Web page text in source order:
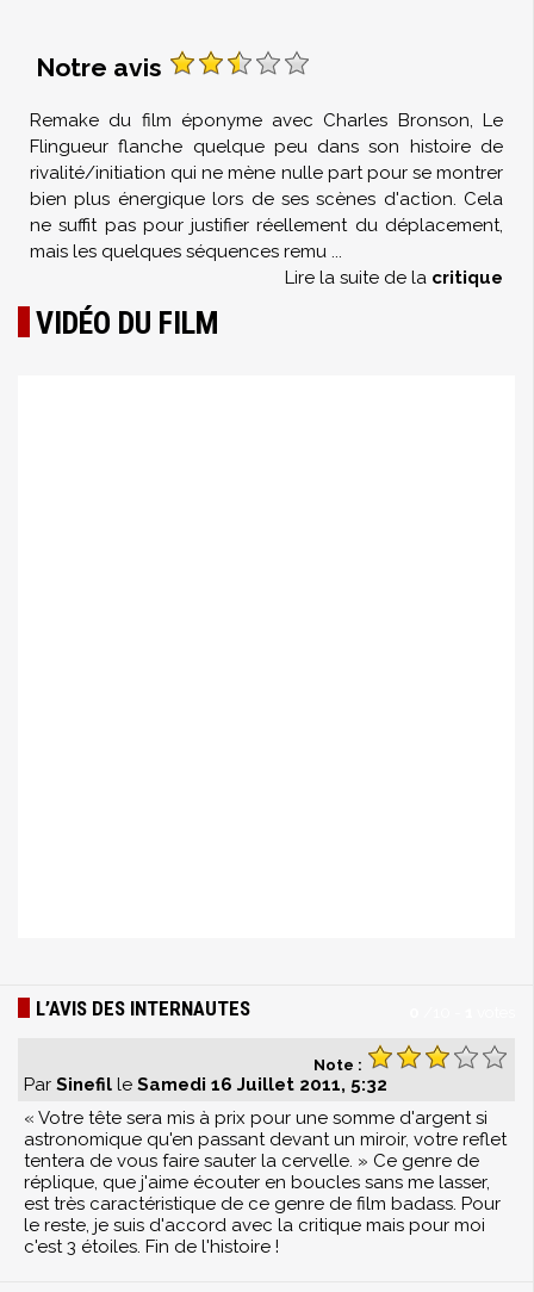
Notre avis
Remake du film éponyme avec Charles Bronson, Le
Flingueur flanche quelque peu dans son histoire de
rivalité/initiation qui ne mène nulle part pour se montrer
bien plus énergique lors de ses scènes d'action. Cela
ne suffit pas pour justifier réellement du déplacement,
mais les quelques séquences remu ...
Lire la suite de la critique
VIDÉO DU FILM
L’AVIS DES INTERNAUTES
Note :
Par Sinefil le Samedi 16 Juillet 2011, 5:32
« Votre tête sera mis à prix pour une somme d'argent si
astronomique qu'en passant devant un miroir, votre reflet
tentera de vous faire sauter la cervelle. » Ce genre de
réplique, que j'aime écouter en boucles sans me lasser,
est très caractéristique de ce genre de film badass. Pour
le reste, je suis d'accord avec la critique mais pour moi
c'est 3 étoiles. Fin de l'histoire !